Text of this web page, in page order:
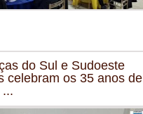
do Sul e Sudoeste
celebram os 35 anos de